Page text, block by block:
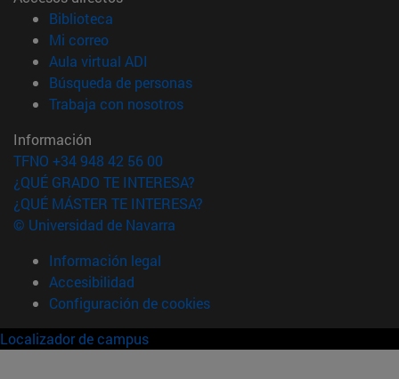
Biblioteca
Mi correo(abre en nueva ventana)
Aula virtual ADI
Búsqueda de personas(abre en nueva ventana)
Trabaja con nosotros(abre en nueva ventana)
Información
TFNO +34 948 42 56 00
¿QUÉ GRADO TE INTERESA?
¿QUÉ MÁSTER TE INTERESA?
© Universidad de Navarra
Información legal
Accesibilidad
Configuración de cookies
Localizador de campus